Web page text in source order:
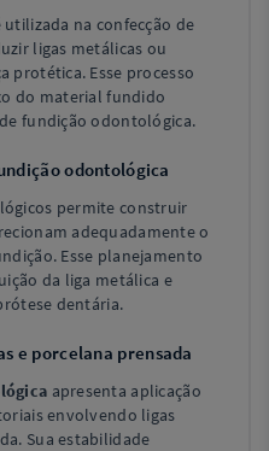
utilizada na confecção de
ligas metálicas ou
protética. Esse processo
do material fundido
fundição odontológica.
odontológica
permite construir
adequadamente o
Esse planejamento
da liga metálica e
dentária.
e porcelana prensada
apresenta aplicação
envolvendo ligas
Sua estabilidade